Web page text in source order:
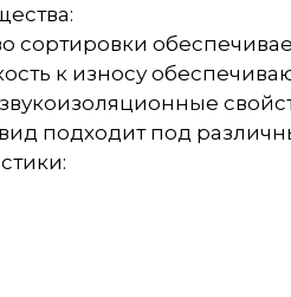
сортировки
к износу
звукоизоляционные
подходит под